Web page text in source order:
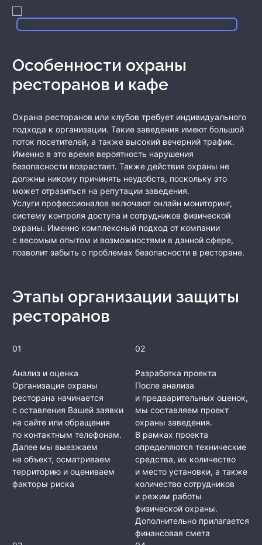
Особенности охраны
ресторанов и кафе
Охрана ресторанов или клубов требует индивидуального
подхода к организации. Такие заведения имеют большой
поток посетителей, а также высокий вечерний трафик.
Именно в это время вероятность нарушения
безопасности возрастает. Также действия охраны не
должны никому причинять неудобств, поскольку это
может отразиться на репутации заведения.
Услуги профессионалов включают онлайн мониторинг,
систему контроля доступа и сотрудников физической
охраны. Именно комплексный подход от компании
с весомым опытом и возможностями в данной сфере,
позволит забыть о проблемах безопасности в ресторане.
Этапы организации защиты
ресторанов
01
Анализ и оценка
Организация охраны
ресторана начинается
с оставления Вашей заявки
на сайте или обращения
по контактным телефонам.
Далее мы выезжаем
на объект, осматриваем
территорию и оцениваем
факторы риска
02
Разработка проекта
После анализа
и предварительных оценок,
мы составляем проект
охраны заведения.
В рамках проекта
определяются технические
средства, их количество
и место установки, а также
количество сотрудников
и режим работы
физической охраны.
Дополнительно прилагается
финансовая смета